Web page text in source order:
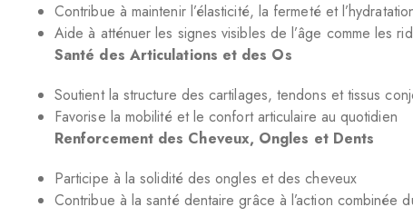
Contribue à maintenir l’élasticité, la fermeté et
Aide à atténuer les signes visibles de l’âge comme les
Santé des Articulations et des Os
Soutient la structure des cartilages, tendons et tissus
Favorise la mobilité et le confort articulaire au quotidien
Renforcement des Cheveux, Ongles et Dents
Participe à la solidité des ongles et des cheveux
Contribue à la santé dentaire grâce à l’action combinée